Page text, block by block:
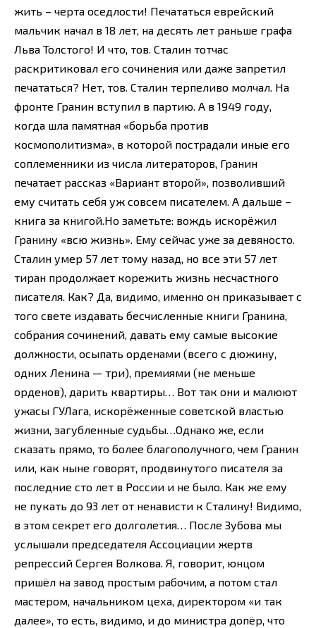
жить – черта оседлости! Печататься еврейский
мальчик начал в 18 лет, на десять лет раньше графа
Льва Толстого! И что, тов. Сталин тотчас
раскритиковал его сочинения или даже запретил
печататься? Нет, тов. Сталин терпеливо молчал. На
фронте Гранин вступил в партию. А в 1949 году,
когда шла памятная «борьба против
космополитизма», в которой пострадали иные его
соплеменники из числа литераторов, Гранин
печатает рассказ «Вариант второй», позволивший
ему считать себя уж совсем писателем. А дальше –
книга за книгой.Но заметьте: вождь искорёжил
Гранину «всю жизнь». Ему сейчас уже за девяносто.
Сталин умер 57 лет тому назад, но все эти 57 лет
тиран продолжает корежить жизнь несчастного
писателя. Как? Да, видимо, именно он приказывает с
того свете издавать бесчисленные книги Гранина,
собрания сочинений, давать ему самые высокие
должности, осыпать орденами (всего с дюжину,
одних Ленина — три), премиями (не меньше
орденов), дарить квартиры… Вот так они и малюют
ужасы ГУЛага, искорёженные советской властью
жизни, загубленные судьбы…Однако же, если
сказать прямо, то более благополучного, чем Гранин
или, как ныне говорят, продвинутого писателя за
последние сто лет в России и не было. Как же ему
не пукать до 93 лет от ненависти к Сталину! Видимо,
в этом секрет его долголетия… После Зубова мы
услышали председателя Ассоциации жертв
репрессий Сергея Волкова. Я, говорит, юнцом
пришёл на завод простым рабочим, а потом стал
мастером, начальником цеха, директором «и так
далее», то есть, видимо, и до министра допёр, что